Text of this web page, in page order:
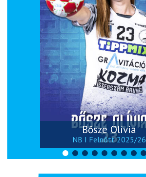
Bősze Olívia
NB I Felnőtt 2025/26